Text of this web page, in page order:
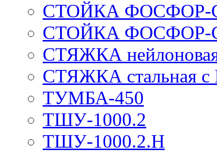
СТОЙКА ФОСФОР-
СТОЙКА ФОСФОР-
СТЯЖКА нейлоновая
СТЯЖКА стальная
ТУМБА-450
ТШУ-1000.2
ТШУ-1000.2.Н